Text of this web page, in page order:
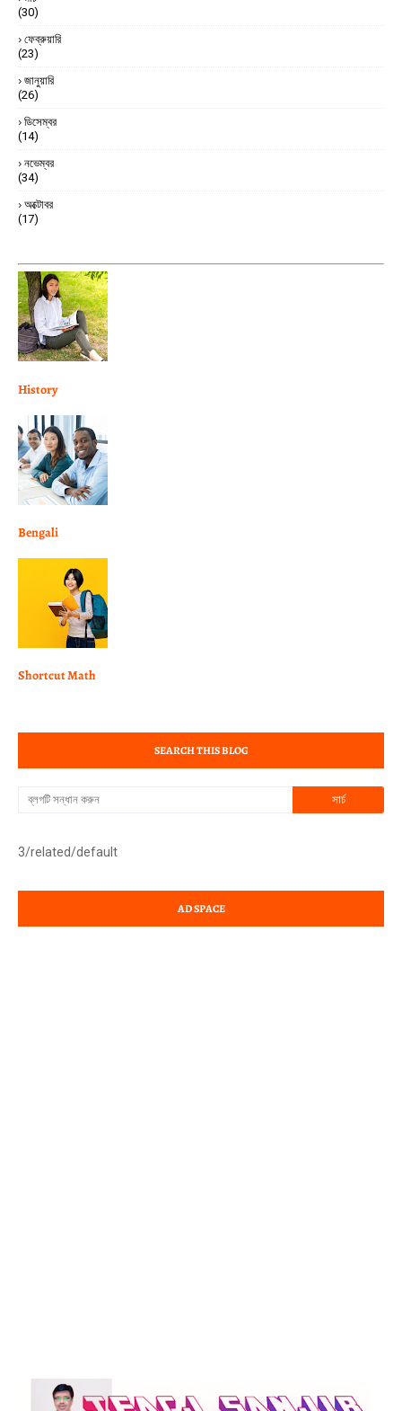
(30)
ফেব্রুয়ারি
(23)
জানুয়ারি
(26)
ডিসেম্বর
(14)
নভেম্বর
(34)
অক্টোবর
(17)
History
Bengali
Shortcut Math
SEARCH THIS BLOG
3/related/default
AD SPACE